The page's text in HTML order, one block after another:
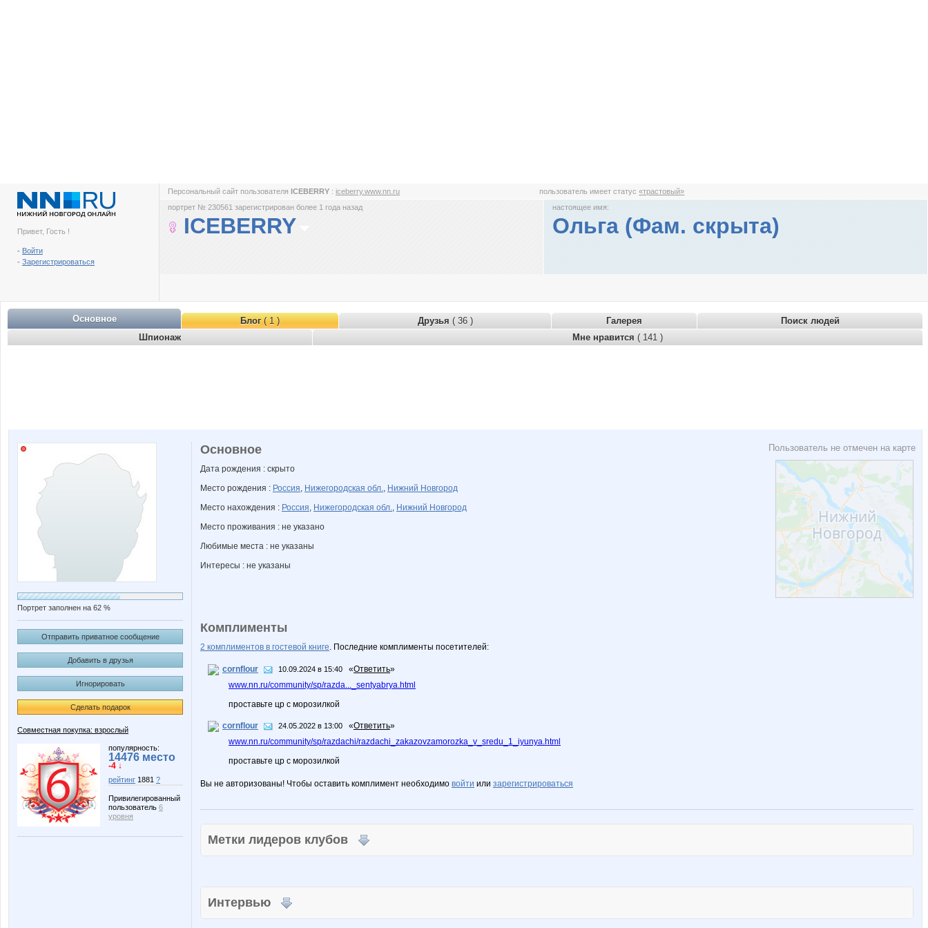
Привет, Гость !
- Войти
- Зарегистрироваться
Персональный сайт пользователя ICEBERRY : iceberry.www.nn.ru пользователь имеет статус«трастовый»
портрет № 230561 зарегистрирован более 1 года назад
ICEBERRY
настоящее имя:
Ольга (Фам. скрыта)
Основное Блог( 1 ) Друзья ( 36 ) Галерея
Поиск людей
Шпионаж
Мне нравится ( 141 )
Портрет заполнен на 62 %
Отправить приватное сообщение
Добавить в друзья
Игнорировать
Сделать подарок
Совместная покупка: взрослый
популярность:
14476 место
-4 ↓
рейтинг 1881 ?
Привилегированный
пользователь 6
уровня
Пользователь не отмечен на карте
Основное
Дата рождения : скрыто
Место рождения : Россия, Нижегородская обл., Нижний Новгород
Место нахождения : Россия, Нижегородская обл., Нижний Новгород
Место проживания : не указано
Любимые места : не указаны
Интересы : не указаны
Комплименты
2 комплиментов в гостевой книге. Последние комплименты посетителей:
cornflour 10.09.2024 в 15:40 «Ответить»
www.nn.ru/community/sp/razda..._sentyabrya.html
проставьте цр с морозилкой
cornflour 24.05.2022 в 13:00 «Ответить»
www.nn.ru/community/sp/razdachi/razdachi_zakazovzamorozka_v_sredu_1_iyunya.html
проставьте цр с морозилкой
Вы не авторизованы! Чтобы оставить комплимент необходимо войти или зарегистрироваться
Метки лидеров клубов
Интервью